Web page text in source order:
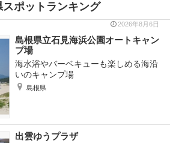
スポットランキング
2026年8月6日
島根県立石見海浜公園オートキャン
プ場
海水浴やバーベキューも楽しめる海沿
いのキャンプ場
島根県
出雲ゆうプラザ